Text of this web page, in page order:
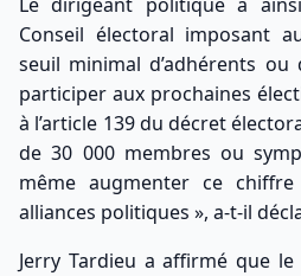
Conseil électoral imposant
seuil minimal d’adhérents
participer aux prochaines
à l’article 139 du décret
de 30 000 membres ou
même augmenter ce chiffre
alliances politiques », a-t-il
Jerry Tardieu a affirmé que